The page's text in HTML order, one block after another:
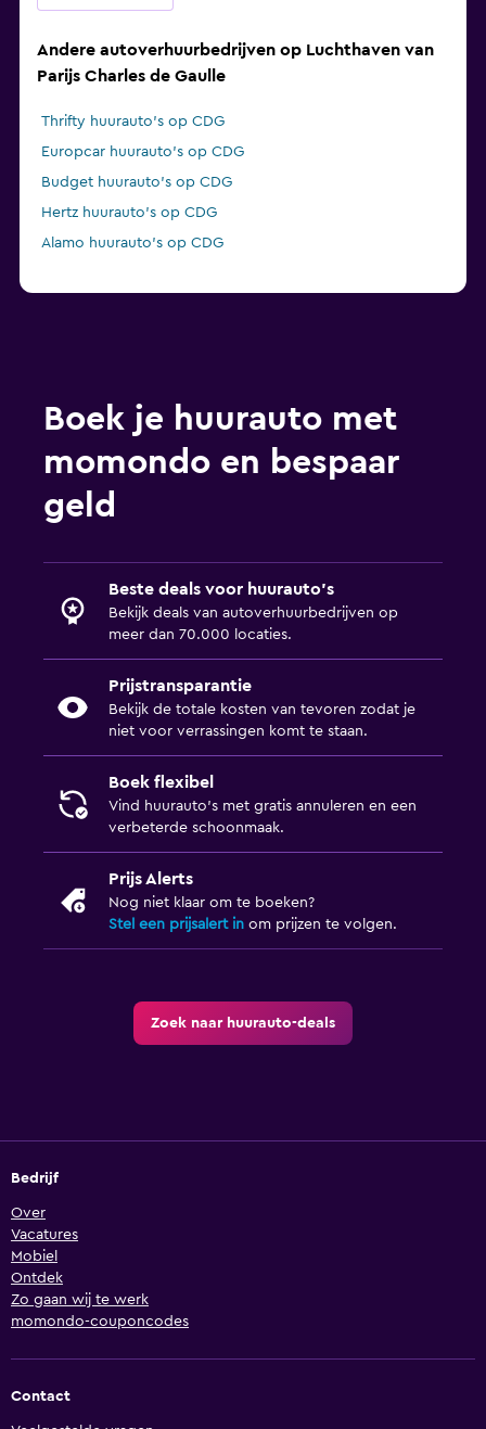
Andere autoverhuurbedrijven op Luchthaven van
Parijs Charles de Gaulle
Thrifty huurauto's op CDG
Europcar huurauto's op CDG
Budget huurauto's op CDG
Hertz huurauto's op CDG
Alamo huurauto's op CDG
Boek je huurauto met
momondo en bespaar
geld
Beste deals voor huurauto's
Bekijk deals van autoverhuurbedrijven op
meer dan 70.000 locaties.
Prijstransparantie
Bekijk de totale kosten van tevoren zodat je
niet voor verrassingen komt te staan.
Boek flexibel
Vind huurauto's met gratis annuleren en een
verbeterde schoonmaak.
Prijs Alerts
Nog niet klaar om te boeken?
Stel een prijsalert in om prijzen te volgen.
Zoek naar huurauto-deals
Bedrijf
Over
Vacatures
Mobiel
Ontdek
Zo gaan wij te werk
momondo-couponcodes
Contact